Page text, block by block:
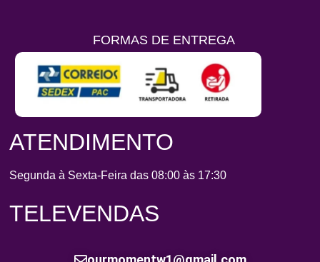
FORMAS DE ENTREGA
ATENDIMENTO
Segunda à Sexta-Feira das 08:00 às 17:30
TELEVENDAS